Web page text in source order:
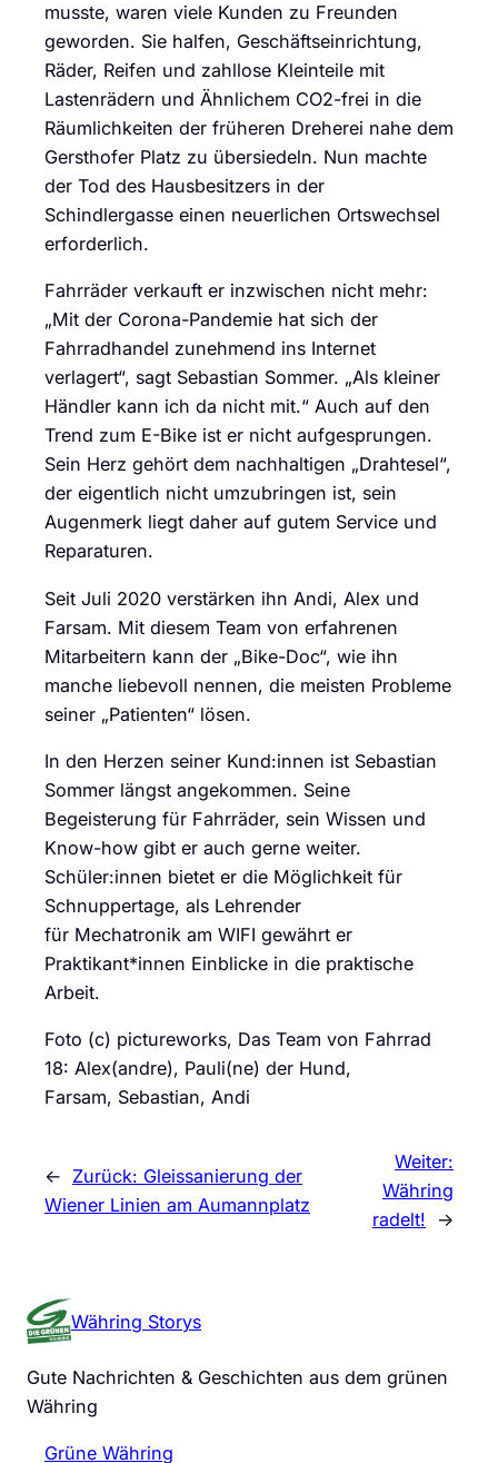
musste, waren viele Kunden zu Freunden
geworden. Sie halfen, Geschäftseinrichtung,
Räder, Reifen und zahllose Kleinteile mit
Lastenrädern und Ähnlichem CO2-frei in die
Räumlichkeiten der früheren Dreherei nahe dem
Gersthofer Platz zu übersiedeln. Nun machte
der Tod des Hausbesitzers in der
Schindlergasse einen neuerlichen Ortswechsel
erforderlich.
Fahrräder verkauft er inzwischen nicht mehr:
„Mit der Corona-Pandemie hat sich der
Fahrradhandel zunehmend ins Internet
verlagert“, sagt Sebastian Sommer. „Als kleiner
Händler kann ich da nicht mit.“ Auch auf den
Trend zum E-Bike ist er nicht aufgesprungen.
Sein Herz gehört dem nachhaltigen „Drahtesel“,
der eigentlich nicht umzubringen ist, sein
Augenmerk liegt daher auf gutem Service und
Reparaturen.
Seit Juli 2020 verstärken ihn Andi, Alex und
Farsam. Mit diesem Team von erfahrenen
Mitarbeitern kann der „Bike-Doc“, wie ihn
manche liebevoll nennen, die meisten Probleme
seiner „Patienten“ lösen.
In den Herzen seiner Kund:innen ist Sebastian
Sommer längst angekommen. Seine
Begeisterung für Fahrräder, sein Wissen und
Know-how gibt er auch gerne weiter.
Schüler:innen bietet er die Möglichkeit für
Schnuppertage, als Lehrender
für Mechatronik am WIFI gewährt er
Praktikant*innen Einblicke in die praktische
Arbeit.
Foto (c) pictureworks, Das Team von Fahrrad
18: Alex(andre), Pauli(ne) der Hund,
Farsam, Sebastian, Andi
← Zurück: Gleissanierung der
Wiener Linien am Aumannplatz
Weiter:
Währing
radelt!
→
Währing Storys
Gute Nachrichten & Geschichten aus dem grünen
Währing
Grüne Währing